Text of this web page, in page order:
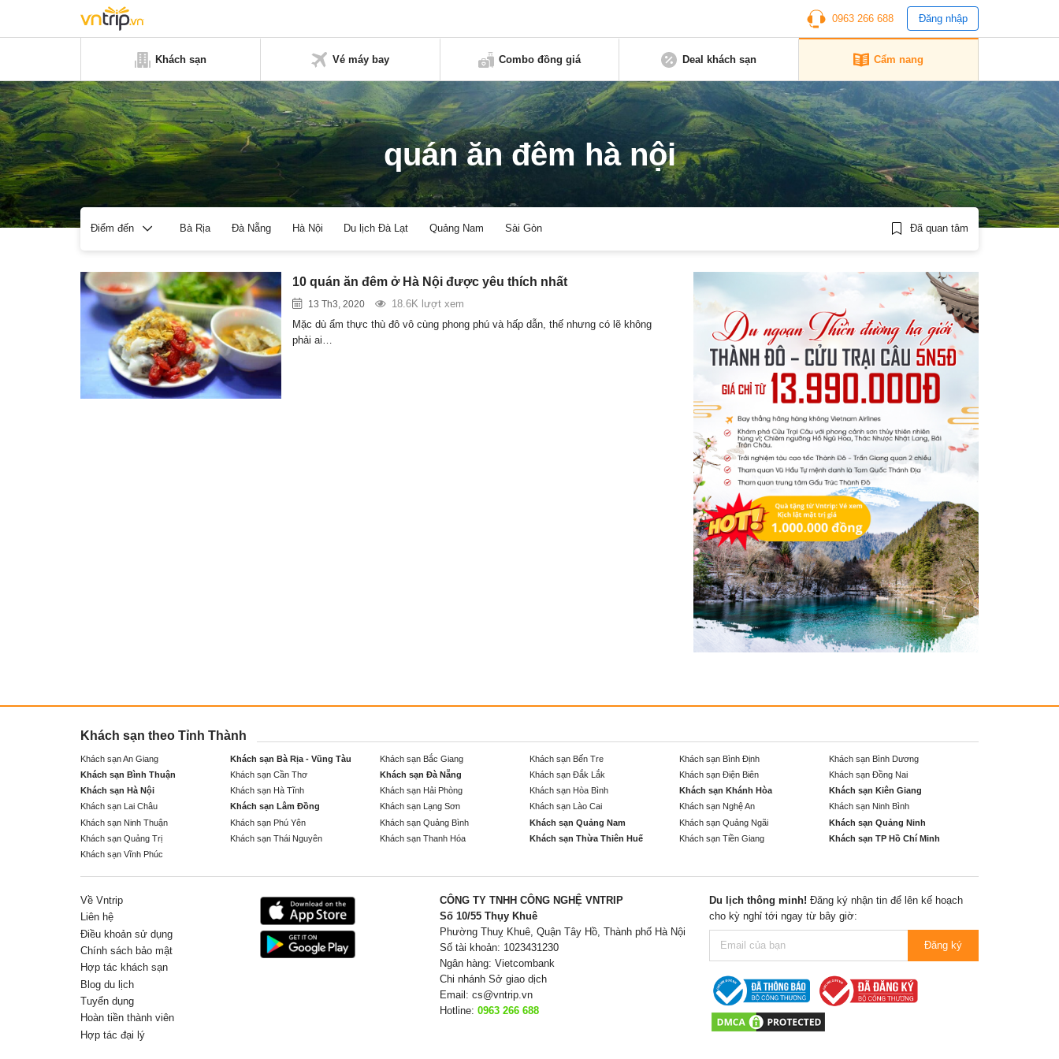
0963 266 688 Đăng nhập
Khách sạn Vé máy bay Combo đồng giá Deal khách sạn Cẩm nang
quán ăn đêm hà nội
Điểm đến Bà Rịa Đà Nẵng Hà Nội Du lịch Đà Lạt Quảng Nam Sài Gòn Đã quan tâm
10 quán ăn đêm ở Hà Nội được yêu thích nhất
13 Th3, 2020
18.6K lượt xem
Mặc dù ẩm thực thù đô vô cùng phong phú và hấp dẫn, thế nhưng có lẽ không
phải ai…
Khách sạn theo Tỉnh Thành
Khách sạn An Giang Khách sạn Bà Rịa - Vũng Tàu Khách sạn Bắc Giang Khách sạn Bến Tre Khách sạn Bình Định
Khách sạn Bình Dương
Khách sạn Bình Thuận
Khách sạn Cần Thơ Khách sạn Đà Nẵng Khách sạn Đắk Lắk Khách sạn Điện Biên
Khách sạn Đồng Nai
Khách sạn Hà Nội
Khách sạn Hà Tĩnh Khách sạn Hải Phòng Khách sạn Hòa Bình Khách sạn Khánh Hòa
Khách sạn Kiên Giang
Khách sạn Lai Châu
Khách sạn Lâm Đồng Khách sạn Lạng Sơn Khách sạn Lào Cai Khách sạn Nghệ An
Khách sạn Ninh Bình
Khách sạn Ninh Thuận
Khách sạn Phú Yên Khách sạn Quảng Bình Khách sạn Quảng Nam Khách sạn Quảng Ngãi
Khách sạn Quảng Ninh
Khách sạn Quảng Trị
Khách sạn Thái Nguyên Khách sạn Thanh Hóa Khách sạn Thừa Thiên Huế Khách sạn Tiền Giang
Khách sạn TP Hồ Chí Minh
Khách sạn Vĩnh Phúc
Về Vntrip
Liên hệ
Điều khoản sử dụng
Chính sách bảo mật
Hợp tác khách sạn
Blog du lịch
Tuyển dụng
Hoàn tiền thành viên
Hợp tác đại lý
CÔNG TY TNHH CÔNG NGHỆ VNTRIP
Số 10/55 Thụy Khuê
Phường Thuỵ Khuê, Quận Tây Hồ, Thành phố Hà Nội
Số tài khoản: 1023431230
Ngân hàng: Vietcombank
Chi nhánh Sở giao dịch
Email: cs@vntrip.vn
Hotline: 0963 266 688
Du lịch thông minh! Đăng ký nhận tin để lên kế hoạch
cho kỳ nghỉ tới ngay từ bây giờ:
Đăng ký